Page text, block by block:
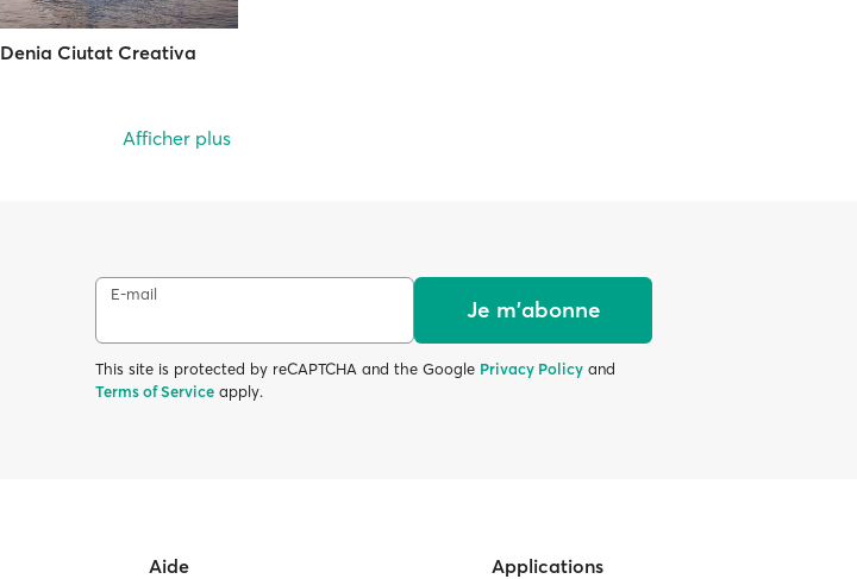
Denia Ciutat Creativa
Afficher plus
E-mail
Je m'abonne
This site is protected by reCAPTCHA and the Google Privacy Policy and
Terms of Service apply.
Aide
Applications